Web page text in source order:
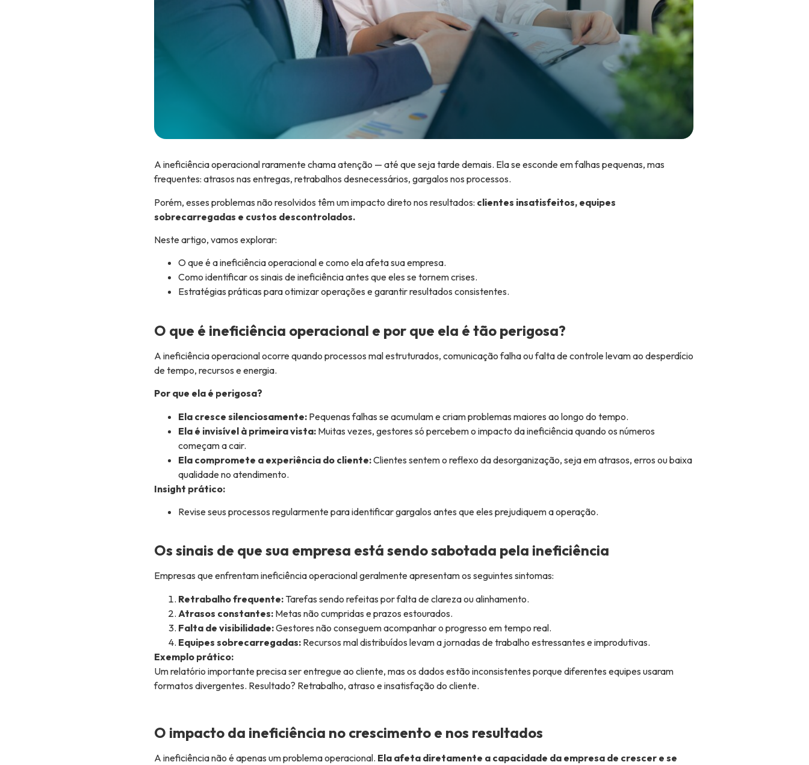
A ineficiência operacional raramente chama atenção — até que seja tarde demais. Ela se esconde em falhas pequenas, mas
frequentes: atrasos nas entregas, retrabalhos desnecessários, gargalos nos processos.
Porém, esses problemas não resolvidos têm um impacto direto nos resultados: clientes insatisfeitos, equipes
sobrecarregadas e custos descontrolados.
Neste artigo, vamos explorar:
O que é a ineficiência operacional e como ela afeta sua empresa.
Como identificar os sinais de ineficiência antes que eles se tornem crises.
Estratégias práticas para otimizar operações e garantir resultados consistentes.
O que é ineficiência operacional e por que ela é tão perigosa?
A ineficiência operacional ocorre quando processos mal estruturados, comunicação falha ou falta de controle levam ao desperdício
de tempo, recursos e energia.
Por que ela é perigosa?
Ela cresce silenciosamente: Pequenas falhas se acumulam e criam problemas maiores ao longo do tempo.
Ela é invisível à primeira vista: Muitas vezes, gestores só percebem o impacto da ineficiência quando os números
começam a cair.
Ela compromete a experiência do cliente:Clientes sentem o reflexo da desorganização, seja em atrasos, erros ou baixa
qualidade no atendimento.
Insight prático:
Revise seus processos regularmente para identificar gargalos antes que eles prejudiquem a operação.
Os sinais de que sua empresa está sendo sabotada pela ineficiência
Empresas que enfrentam ineficiência operacional geralmente apresentam os seguintes sintomas:
Retrabalho frequente: Tarefas sendo refeitas por falta de clareza ou alinhamento.
Atrasos constantes: Metas não cumpridas e prazos estourados.
Falta de visibilidade:Gestores não conseguem acompanhar o progresso em tempo real.
Equipes sobrecarregadas: Recursos mal distribuídos levam a jornadas de trabalho estressantes e improdutivas.
Exemplo prático:
Um relatório importante precisa ser entregue ao cliente, mas os dados estão inconsistentes porque diferentes equipes usaram
formatos divergentes. Resultado? Retrabalho, atraso e insatisfação do cliente.
O impacto da ineficiência no crescimento e nos resultados
A ineficiência não é apenas um problema operacional. Ela afeta diretamente a capacidade da empresa de crescer e se